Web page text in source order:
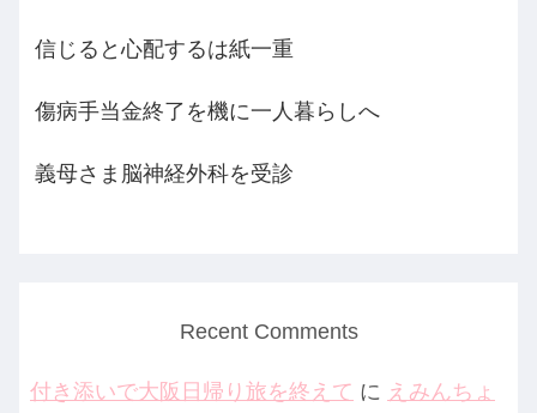
信じると心配するは紙一重
傷病手当金終了を機に一人暮らしへ
義母さま脳神経外科を受診
Recent Comments
付き添いで大阪日帰り旅を終えて に えみんちょ